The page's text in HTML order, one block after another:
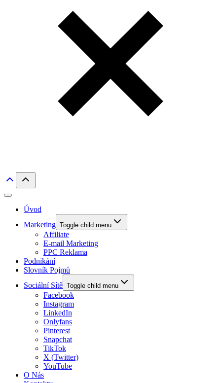
Úvod
Marketing Toggle child menu
Affiliate
E-mail Marketing
PPC Reklama
Podnikání
Slovník Pojmů
Sociální Sítě Toggle child menu
Facebook
Instagram
LinkedIn
Onlyfans
Pinterest
Snapchat
TikTok
X (Twitter)
YouTube
O Nás